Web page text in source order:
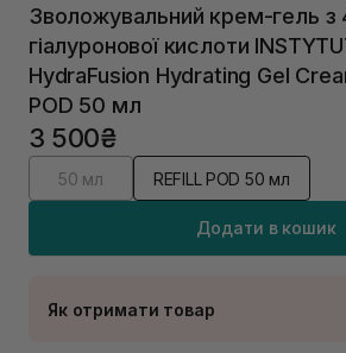
Зволожувальний крем-гель з
гіалуронової кислоти
HydraFusion Hydrating Gel
POD 50 мл
3 500₴
50 мл REFILL POD 50 мл
Додати в кошик
Як отримати товар